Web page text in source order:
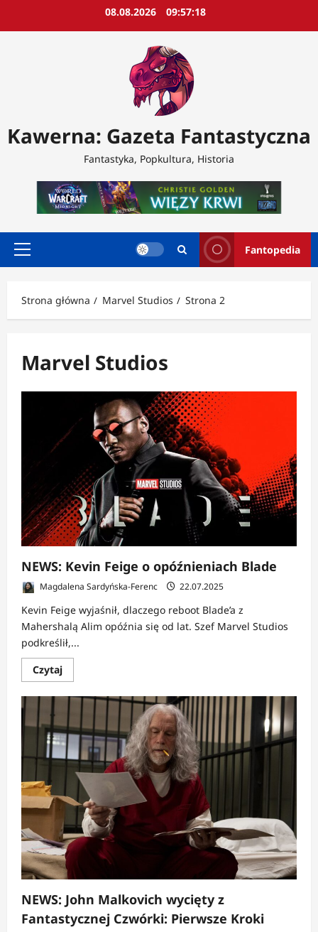
08.08.2026 09:57:21
Kawerna: Gazeta Fantastyczna
Fantastyka, Popkultura, Historia
Menu
Fantopedia
Strona główna Marvel Studios Strona 2
Marvel Studios
NEWS: Kevin Feige o opóźnieniach Blade
Magdalena Sardyńska-Ferenc 22.07.2025
Kevin Feige wyjaśnił, dlaczego reboot Blade’a z
Mahershalą Alim opóźnia się od lat. Szef Marvel Studios
podkreślił,...
CzytajDowiedz
się
o
Feige
o
opóźnieniach
Blade
NEWS: John Malkovich wycięty z
Fantastycznej Czwórki: Pierwsze Kroki